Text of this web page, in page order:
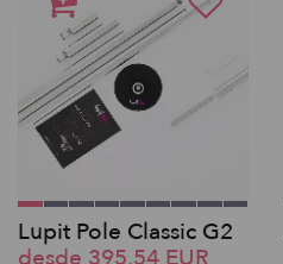
Lupit Pole Classic G2